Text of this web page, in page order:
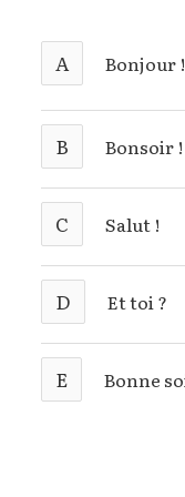
A Bonjour !
B Bonsoir !
C Salut !
D Et toi ?
E Bonne